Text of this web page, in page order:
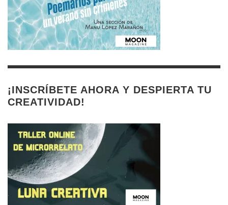
¡INSCRÍBETE AHORA Y DESPIERTA TU
CREATIVIDAD!